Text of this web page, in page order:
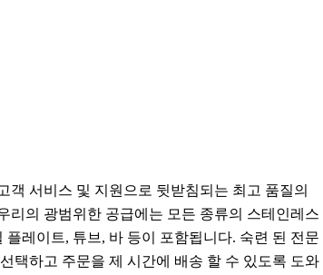
서비스 및 지원으로 뒷받침되는 최고 품질의
리의 광범위한 공급에는 모든 종류의 스테인레스
레이트, 튜브, 바 등이 포함됩니다. 숙련 된 전문
택하고 주문을 제 시간에 배송 할 수 있도록 도와